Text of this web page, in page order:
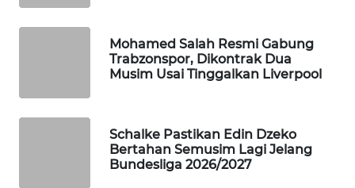
Mohamed Salah Resmi Gabung
Trabzonspor, Dikontrak Dua
Musim Usai Tinggalkan Liverpool
Schalke Pastikan Edin Dzeko
Bertahan Semusim Lagi Jelang
Bundesliga 2026/2027
WAHANANEWS
CO ID